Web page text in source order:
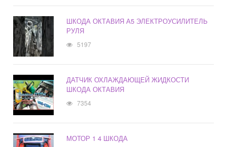
ШКОДА ОКТАВИЯ А5 ЭЛЕКТРОУСИЛИТЕЛЬ
РУЛЯ
5197
ДАТЧИК ОХЛАЖДАЮЩЕЙ ЖИДКОСТИ
ШКОДА ОКТАВИЯ
7354
МОТОР 1 4 ШКОДА